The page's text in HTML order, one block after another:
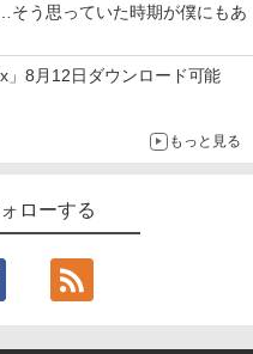
う思っていた時期が僕にもあ
8月12日ダウンロード可能
もっと見る
ローする